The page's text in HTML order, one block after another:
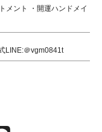
メント ・開運ハンドメイ
LINE:＠vgm0841t